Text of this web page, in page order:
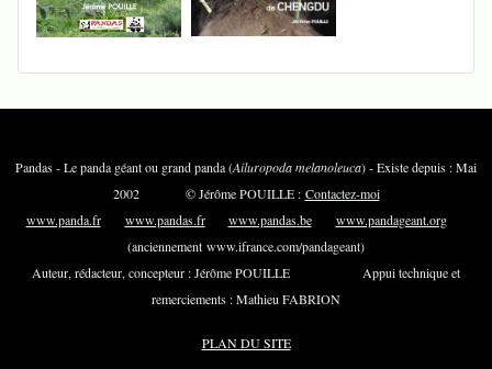
Pandas - Le panda géant ou grand panda (Ailuropoda melanoleuca) - Existe depuis : Mai
2002 © Jérôme POUILLE : Contactez-moi
www.panda.fr
www.pandas.fr www.pandas.be
www.pandageant.org
(anciennement www.ifrance.com/pandageant)
Auteur, rédacteur, concepteur : Jérôme POUILLE Appui technique et
remerciements : Mathieu FABRION
PLAN DU SITE